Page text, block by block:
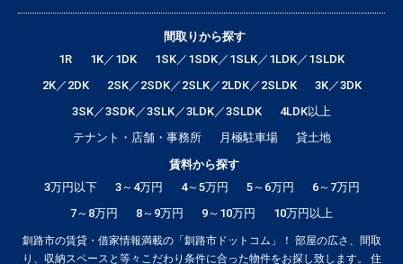
間取りから探す
1R
1K／1DK
1SK／1SDK／1SLK／1LDK／1SLDK
2K／2DK
2SK／2SDK／2SLK／2LDK／2SLDK
3K／3DK
3SK／3SDK／3SLK／3LDK／3SLDK
4LDK以上
テナント・店舗・事務所
月極駐車場
貸土地
賃料から探す
3万円以下
3～4万円 4～5万円 5～6万円
6～7万円
7～8万円
8～9万円 9～10万円 10万円以上
釧路市の賃貸・借家情報満載の「釧路市ドットコム」！ 部屋の広さ、間取
り、収納スペースと等々こだわり条件に合った物件をお探し致します。 住